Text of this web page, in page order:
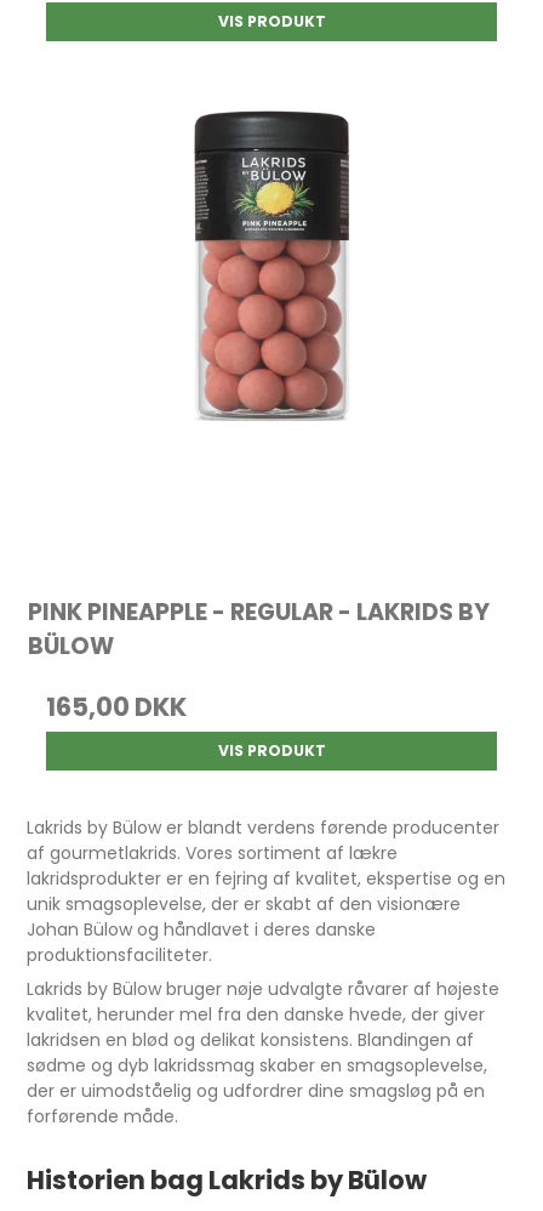
VIS PRODUKT
PINK PINEAPPLE - REGULAR - LAKRIDS BY
BÜLOW
165,00 DKK
VIS PRODUKT
Lakrids by Bülow er blandt verdens førende producenter
af gourmetlakrids. Vores sortiment af lækre
lakridsprodukter er en fejring af kvalitet, ekspertise og en
unik smagsoplevelse, der er skabt af den visionære
Johan Bülow og håndlavet i deres danske
produktionsfaciliteter.
Lakrids by Bülow bruger nøje udvalgte råvarer af højeste
kvalitet, herunder mel fra den danske hvede, der giver
lakridsen en blød og delikat konsistens. Blandingen af
sødme og dyb lakridssmag skaber en smagsoplevelse,
der er uimodståelig og udfordrer dine smagsløg på en
forførende måde.
Historien bag Lakrids by Bülow